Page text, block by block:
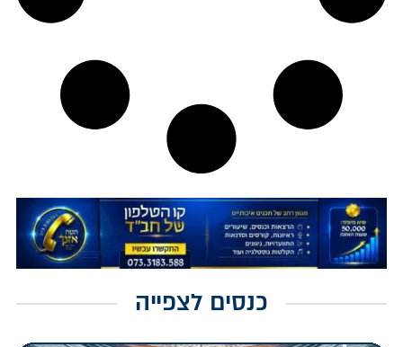
כנסים לצפייה